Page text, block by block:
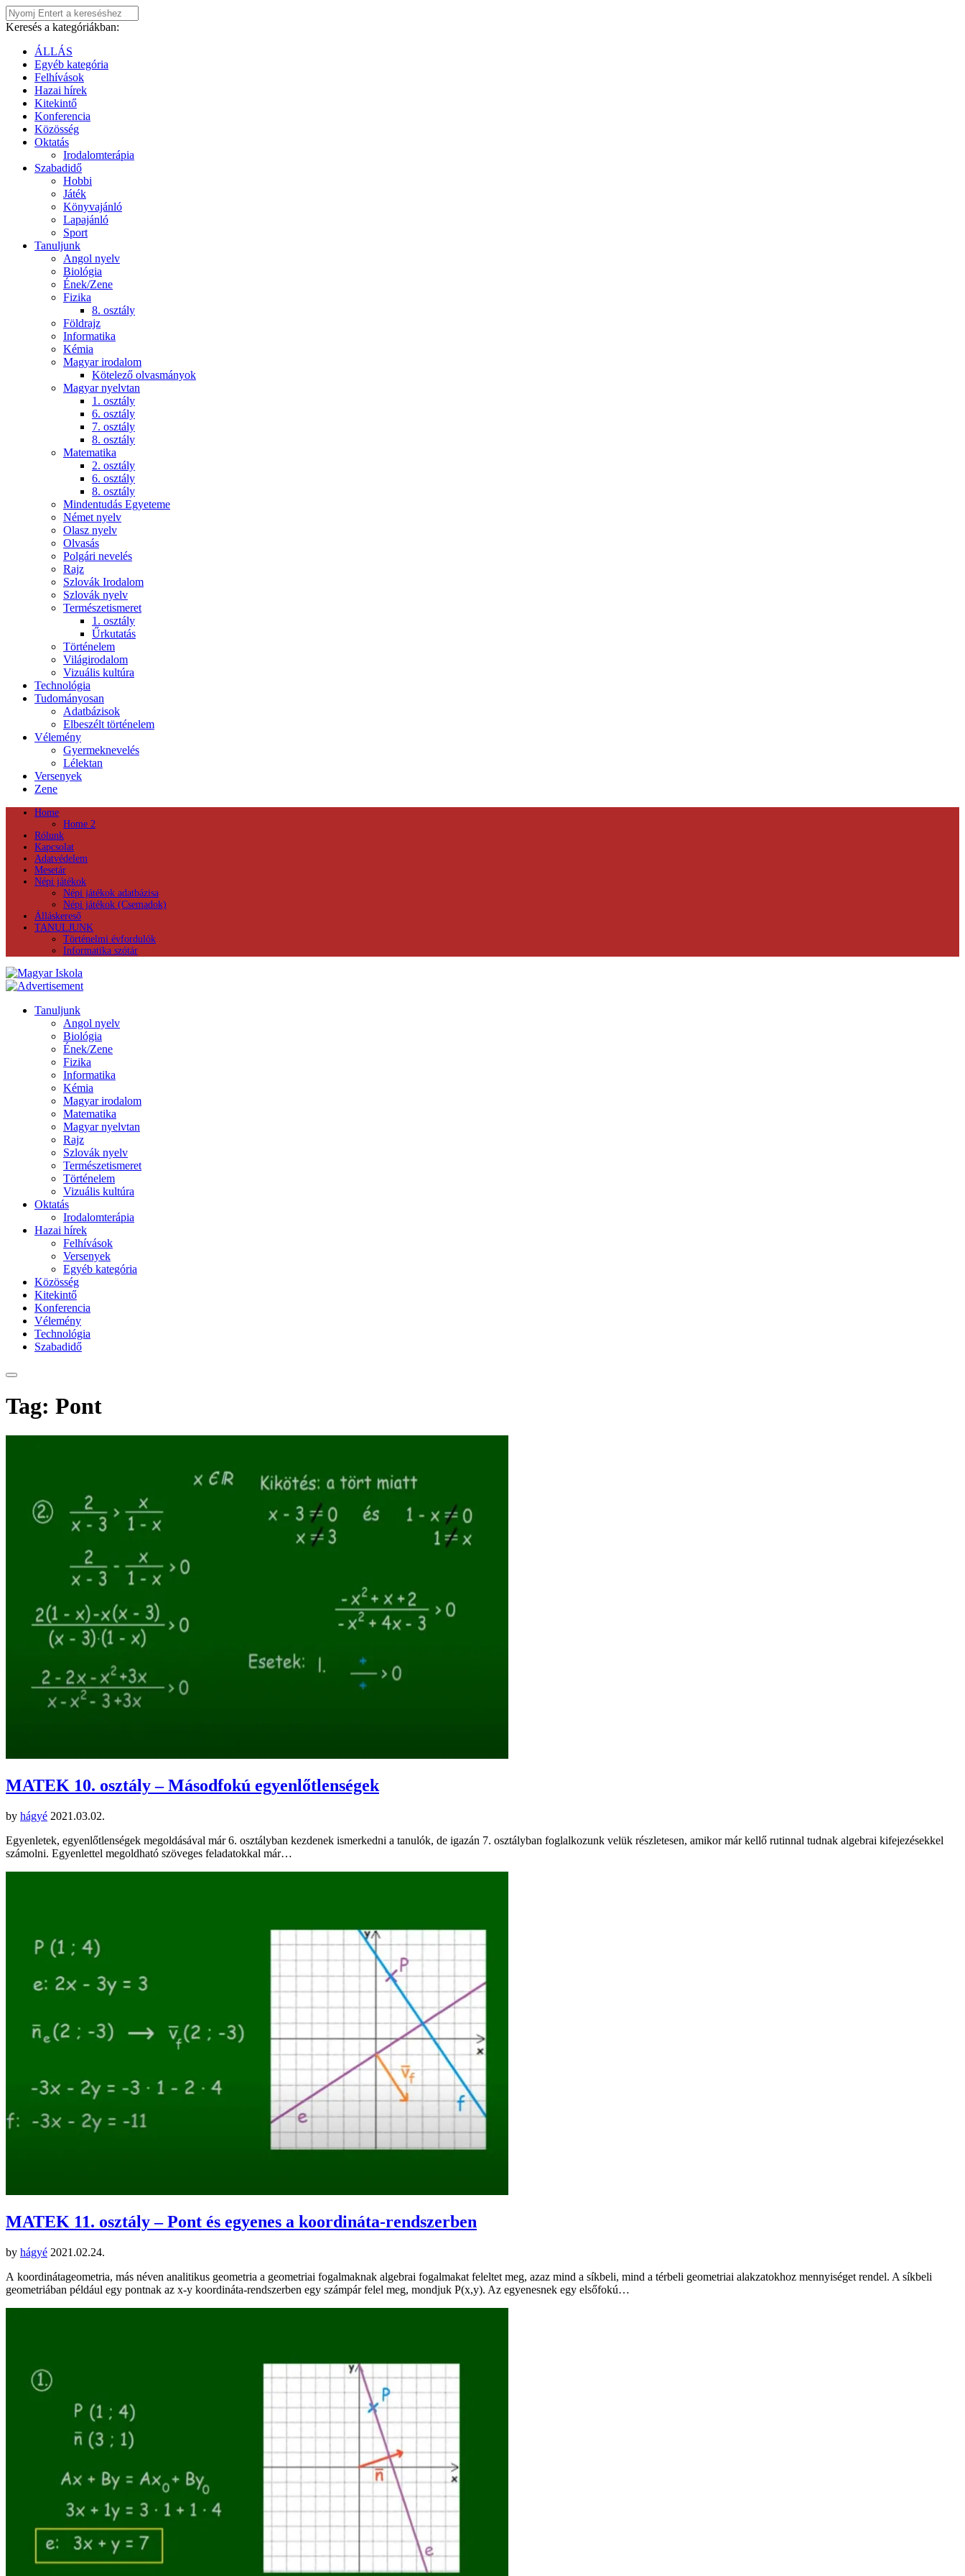
Keresés a kategóriákban:
ÁLLÁS
Egyéb kategória
Felhívások
Hazai hírek
Kitekintő
Konferencia
Közösség
Oktatás
Irodalomterápia
Szabadidő
Hobbi
Játék
Könyvajánló
Lapajánló
Sport
Tanuljunk
Angol nyelv
Biológia
Ének/Zene
Fizika
8. osztály
Földrajz
Informatika
Kémia
Magyar irodalom
Kötelező olvasmányok
Magyar nyelvtan
1. osztály
6. osztály
7. osztály
8. osztály
Matematika
2. osztály
6. osztály
8. osztály
Mindentudás Egyeteme
Német nyelv
Olasz nyelv
Olvasás
Polgári nevelés
Rajz
Szlovák Irodalom
Szlovák nyelv
Természetismeret
1. osztály
Űrkutatás
Történelem
Világirodalom
Vizuális kultúra
Technológia
Tudományosan
Adatbázisok
Elbeszélt történelem
Vélemény
Gyermeknevelés
Lélektan
Versenyek
Zene
Home
Home 2
Rólunk
Kapcsolat
Adatvédelem
Mesetár
Népi játékok
Népi játékok adatbázisa
Népi játékok (Csemadok)
Álláskereső
TANULJUNK
Történelmi évfordulók
Informatika szótár
Tanuljunk
Angol nyelv
Biológia
Ének/Zene
Fizika
Informatika
Kémia
Magyar irodalom
Matematika
Magyar nyelvtan
Rajz
Szlovák nyelv
Természetismeret
Történelem
Vizuális kultúra
Oktatás
Irodalomterápia
Hazai hírek
Felhívások
Versenyek
Egyéb kategória
Közösség
Kitekintő
Konferencia
Vélemény
Technológia
Szabadidő
Tag: Pont
MATEK 10. osztály – Másodfokú egyenlőtlenségek
by hágyé 2021.03.02.
Egyenletek, egyenlőtlenségek megoldásával már 6. osztályban kezdenek ismerkedni a tanulók, de igazán 7. osztályban foglalkozunk velük részletesen, amikor már kellő rutinnal tudnak algebrai kifejezésekkel
számolni. Egyenlettel megoldható szöveges feladatokkal már…
MATEK 11. osztály – Pont és egyenes a koordináta-rendszerben
by hágyé 2021.02.24.
A koordinátageometria, más néven analitikus geometria a geometriai fogalmaknak algebrai fogalmakat feleltet meg, azaz mind a síkbeli, mind a térbeli geometriai alakzatokhoz mennyiséget rendel. A síkbeli
geometriában például egy pontnak az x-y koordináta-rendszerben egy számpár felel meg, mondjuk P(x,y). Az egyenesnek egy elsőfokú…